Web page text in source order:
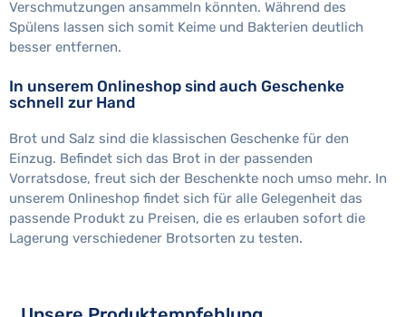
Verschmutzungen ansammeln könnten. Während des
Spülens lassen sich somit Keime und Bakterien deutlich
besser entfernen.
In unserem Onlineshop sind auch Geschenke
schnell zur Hand
Brot und Salz sind die klassischen Geschenke für den
Einzug. Befindet sich das Brot in der passenden
Vorratsdose, freut sich der Beschenkte noch umso mehr. In
unserem Onlineshop findet sich für alle Gelegenheit das
passende Produkt zu Preisen, die es erlauben sofort die
Lagerung verschiedener Brotsorten zu testen.